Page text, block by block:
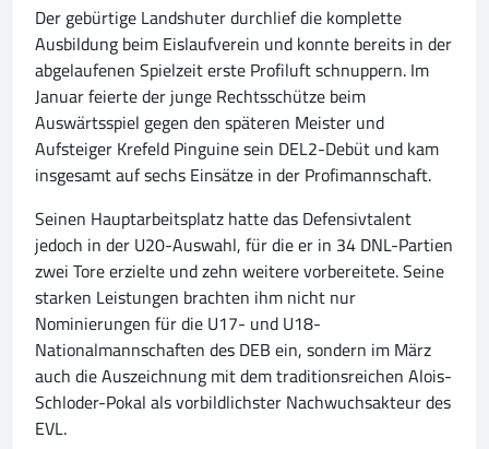
Der gebürtige Landshuter durchlief die komplette
Ausbildung beim Eislaufverein und konnte bereits in der
abgelaufenen Spielzeit erste Profiluft schnuppern. Im
Januar feierte der junge Rechtsschütze beim
Auswärtsspiel gegen den späteren Meister und
Aufsteiger Krefeld Pinguine sein DEL2-Debüt und kam
insgesamt auf sechs Einsätze in der Profimannschaft.
Seinen Hauptarbeitsplatz hatte das Defensivtalent
jedoch in der U20-Auswahl, für die er in 34 DNL-Partien
zwei Tore erzielte und zehn weitere vorbereitete. Seine
starken Leistungen brachten ihm nicht nur
Nominierungen für die U17- und U18-
Nationalmannschaften des DEB ein, sondern im März
auch die Auszeichnung mit dem traditionsreichen Alois-
Schloder-Pokal als vorbildlichster Nachwuchsakteur des
EVL.